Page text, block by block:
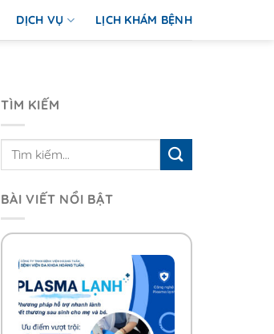
DỊCH VỤ LỊCH KHÁM BỆNH
TÌM KIẾM
BÀI VIẾT NỔI BẬT